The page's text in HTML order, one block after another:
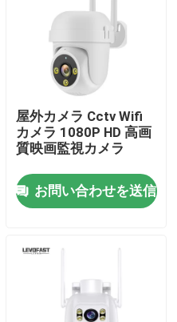
屋外カメラ Cctv Wifi
カメラ 1080P HD 高画
質映画監視カメラ
お問い合わせを送信